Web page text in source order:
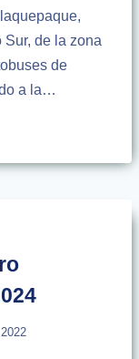
de la zona
de
a la…